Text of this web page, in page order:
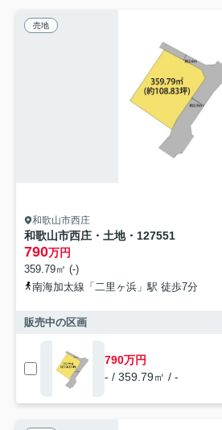
売地
和歌山市西庄
和歌山市西庄・土地・127551
790万円
359.79㎡ (-)
南海加太線「二里ヶ浜」駅 徒歩7分
販売中の区画
790万円
- / 359.79㎡ / -